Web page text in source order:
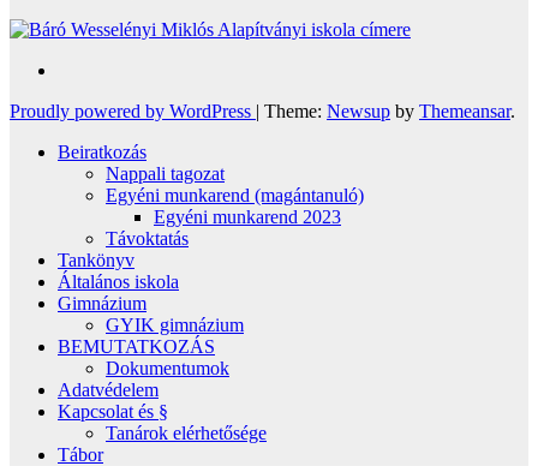
Proudly powered by WordPress | Theme: Newsup by Themeansar.
Beiratkozás
Nappali tagozat
Egyéni munkarend (magántanuló)
Egyéni munkarend 2023
Távoktatás
Tankönyv
Általános iskola
Gimnázium
GYIK gimnázium
BEMUTATKOZÁS
Dokumentumok
Adatvédelem
Kapcsolat és §
Tanárok elérhetősége
Tábor